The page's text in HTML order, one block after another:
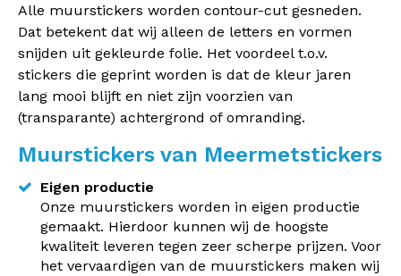
Alle muurstickers worden contour-cut gesneden.
Dat betekent dat wij alleen de letters en vormen
snijden uit gekleurde folie. Het voordeel t.o.v.
stickers die geprint worden is dat de kleur jaren
lang mooi blijft en niet zijn voorzien van
(transparante) achtergrond of omranding.
Muurstickers van Meermetstickers
Eigen productie
Onze muurstickers worden in eigen productie
gemaakt. Hierdoor kunnen wij de hoogste
kwaliteit leveren tegen zeer scherpe prijzen. Voor
het vervaardigen van de muurstickers maken wij